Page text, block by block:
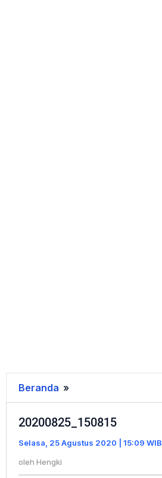
Beranda »
20200825_150815
Selasa, 25 Agustus 2020 | 15:09 WIB
oleh Hengki